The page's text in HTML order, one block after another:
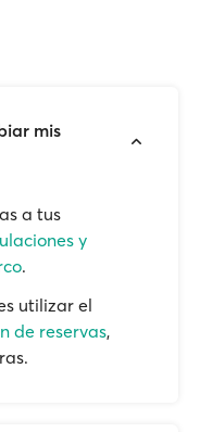
mis
a tus
y
.
utilizar el
de reservas,